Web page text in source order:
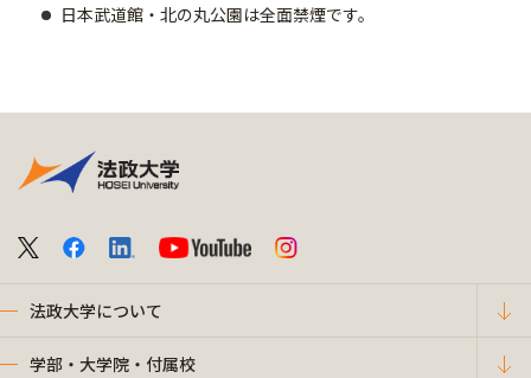
日本武道館・北の丸公園は全面禁煙です。
法政大学について
学部・大学院・付属校